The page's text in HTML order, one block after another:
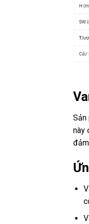
Sản
này